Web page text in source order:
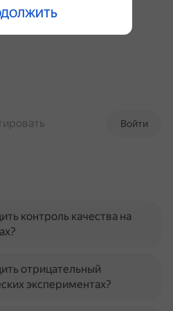
Войти
контроль качества на
отрицательный
экспериментах?